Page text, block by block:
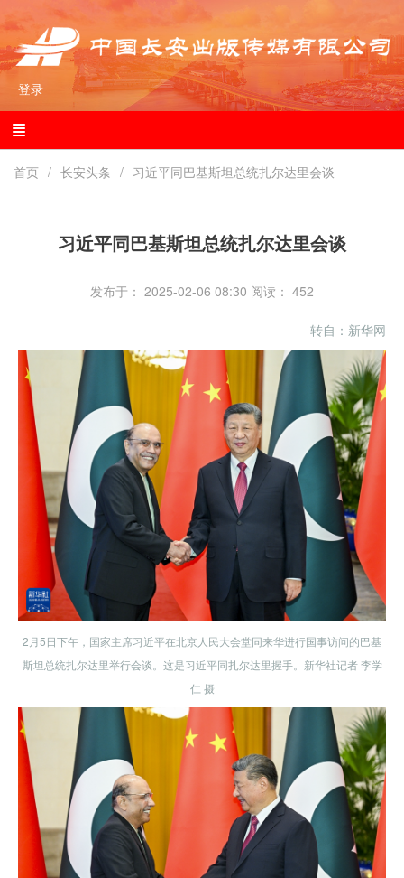
登录
首页 长安头条 习近平同巴基斯坦总统扎尔达里会谈
习近平同巴基斯坦总统扎尔达里会谈
发布于： 2025-02-06 08:30 阅读： 452
转自：新华网
2月5日下午，国家主席习近平在北京人民大会堂同来华进行国事访问的巴基
斯坦总统扎尔达里举行会谈。这是习近平同扎尔达里握手。新华社记者 李学
仁 摄